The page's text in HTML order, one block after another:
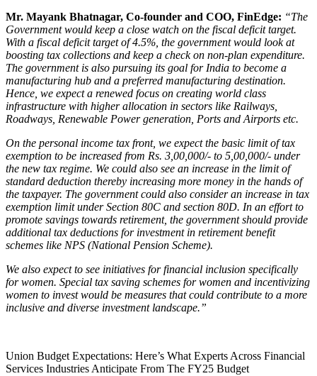
Mr. Mayank Bhatnagar, Co-founder and COO, FinEdge: “The
Government would keep a close watch on the fiscal deficit target.
With a fiscal deficit target of 4.5%, the government would look at
boosting tax collections and keep a check on non-plan expenditure.
The government is also pursuing its goal for India to become a
manufacturing hub and a preferred manufacturing destination.
Hence, we expect a renewed focus on creating world class
infrastructure with higher allocation in sectors like Railways,
Roadways, Renewable Power generation, Ports and Airports etc.
On the personal income tax front, we expect the basic limit of tax
exemption to be increased from Rs. 3,00,000/- to 5,00,000/- under
the new tax regime. We could also see an increase in the limit of
standard deduction thereby increasing more money in the hands of
the taxpayer. The government could also consider an increase in tax
exemption limit under Section 80C and section 80D. In an effort to
promote savings towards retirement, the government should provide
additional tax deductions for investment in retirement benefit
schemes like NPS (National Pension Scheme).
We also expect to see initiatives for financial inclusion specifically
for women. Special tax saving schemes for women and incentivizing
women to invest would be measures that could contribute to a more
inclusive and diverse investment landscape.”
Union Budget Expectations: Here’s What Experts Across Financial
Services Industries Anticipate From The FY25 Budget